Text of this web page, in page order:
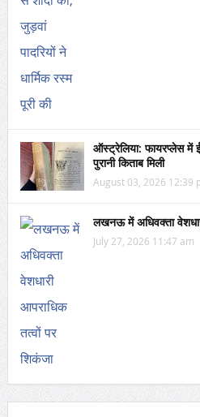
ऑस्ट्रेलिया: फायरप्लेस में
पुरानी किताब मिली
August 03, 2026 12:39
लखनऊ में अधिवक्ता
July 27, 2026 11:47 am